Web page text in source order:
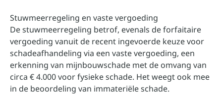
Stuwmeerregeling en vaste vergoeding
De stuwmeerregeling betrof, evenals de forfaitaire
vergoeding vanuit de recent ingevoerde keuze voor
schadeafhandeling via een vaste vergoeding, een
erkenning van mijnbouwschade met de omvang van
circa € 4.000 voor fysieke schade. Het weegt ook mee
in de beoordeling van immateriële schade.